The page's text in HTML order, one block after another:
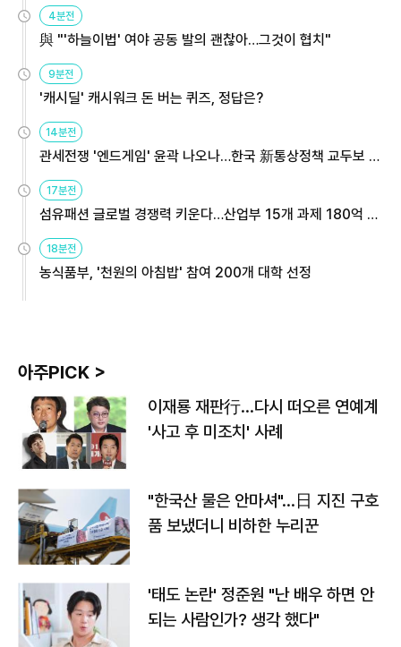
4분전
與 "'하늘이법' 여야 공동 발의 괜찮아…그것이 협치"
9분전
'캐시딜' 캐시워크 돈 버는 퀴즈, 정답은?
14분전
관세전쟁 '엔드게임' 윤곽 나오나…한국 新통상정책 교두보 활
용해야
17분전
섬유패션 글로벌 경쟁력 키운다…산업부 15개 과제 180억 지
원
18분전
농식품부, '천원의 아침밥' 참여 200개 대학 선정
아주PICK >
이재룡 재판行…다시 떠오른 연예계
'사고 후 미조치' 사례
"한국산 물은 안마셔"…日 지진 구호
품 보냈더니 비하한 누리꾼
'태도 논란' 정준원 "난 배우 하면 안
되는 사람인가? 생각 했다"